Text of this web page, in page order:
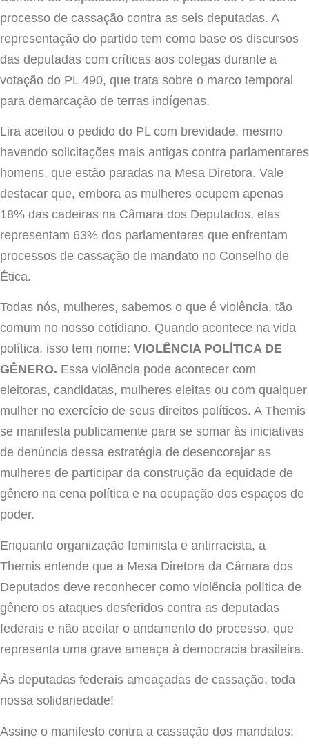
processo de cassação contra as seis deputadas. A
representação do partido tem como base os discursos
das deputadas com críticas aos colegas durante a
votação do PL 490, que trata sobre o marco temporal
para demarcação de terras indígenas.
Lira aceitou o pedido do PL com brevidade, mesmo
havendo solicitações mais antigas contra parlamentares
homens, que estão paradas na Mesa Diretora. Vale
destacar que, embora as mulheres ocupem apenas
18% das cadeiras na Câmara dos Deputados, elas
representam 63% dos parlamentares que enfrentam
processos de cassação de mandato no Conselho de
Ética.
Todas nós, mulheres, sabemos o que é violência, tão
comum no nosso cotidiano. Quando acontece na vida
política, isso tem nome: VIOLÊNCIA POLÍTICA DE
GÊNERO. Essa violência pode acontecer com
eleitoras, candidatas, mulheres eleitas ou com qualquer
mulher no exercício de seus direitos políticos. A Themis
se manifesta publicamente para se somar às iniciativas
de denúncia dessa estratégia de desencorajar as
mulheres de participar da construção da equidade de
gênero na cena política e na ocupação dos espaços de
poder.
Enquanto organização feminista e antirracista, a
Themis entende que a Mesa Diretora da Câmara dos
Deputados deve reconhecer como violência política de
gênero os ataques desferidos contra as deputadas
federais e não aceitar o andamento do processo, que
representa uma grave ameaça à democracia brasileira.
Às deputadas federais ameaçadas de cassação, toda
nossa solidariedade!
Assine o manifesto contra a cassação dos mandatos: